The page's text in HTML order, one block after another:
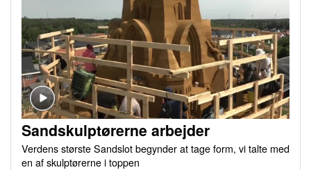
Sandskulptørerne arbejder
Verdens største Sandslot begynder at tage form, vi talte med
en af skulptørerne i toppen